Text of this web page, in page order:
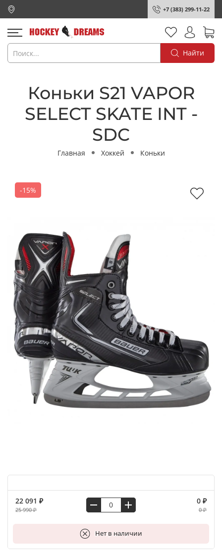
+7 (383) 299-11-22
Найти
Коньки S21 VAPOR
SELECT SKATE INT -
SDC
Главная Хоккей Коньки
-15%
22 091 ₽
25 990 ₽
0 ₽
0 ₽
Нет в наличии
В корзину